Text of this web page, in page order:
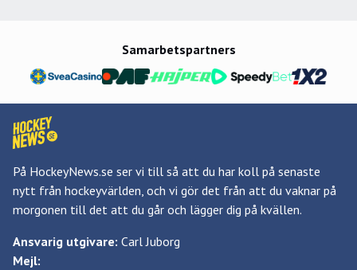
Samarbetspartners
På HockeyNews.se ser vi till så att du har koll på senaste
nytt från hockeyvärlden, och vi gör det från att du vaknar på
morgonen till det att du går och lägger dig på kvällen.
Ansvarig utgivare: Carl Juborg
Mejl: